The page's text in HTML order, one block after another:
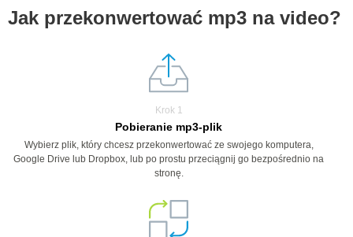
Jak przekonwertować mp3 na video?
Krok 1
Pobieranie mp3-plik
Wybierz plik, który chcesz przekonwertować ze swojego komputera,
Google Drive lub Dropbox, lub po prostu przeciągnij go bezpośrednio na
stronę.